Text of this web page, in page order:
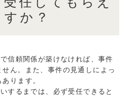
すか？
信頼関係が築けなければ、事件
ん。また、事件の見通しによっ
ります。
するまでは、必ず受任できると